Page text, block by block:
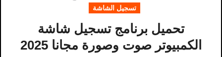
تسجيل الشاشة
تحميل برنامج تسجيل شاشة
الكمبيوتر صوت وصورة مجانا​ 2025